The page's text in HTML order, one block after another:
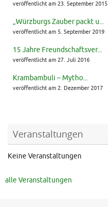
veröffentlicht am 23. September 2015
„Würzburgs Zauber packt u...
veröffentlicht am 5. September 2019
15 Jahre Freundschaftsver...
veröffentlicht am 27. Juli 2016
Krambambuli – Mytho...
veröffentlicht am 2. Dezember 2017
Veranstaltungen
Keine Veranstaltungen
alle Veranstaltungen